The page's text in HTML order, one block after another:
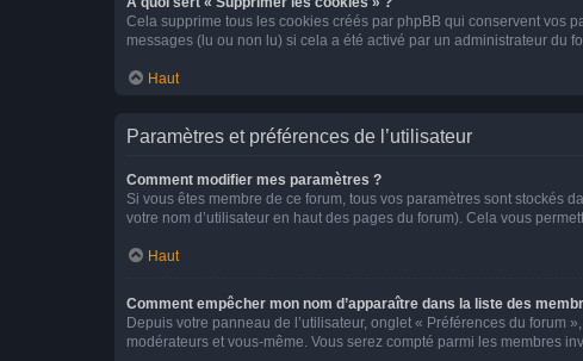
Cela supprime tous les cookies créés par phpBB qui conservent vos
messages (lu ou non lu) si cela a été activé par un administrateur du
Haut
Paramètres et préférences de l’utilisateur
Comment modifier mes paramètres ?
Si vous êtes membre de ce forum, tous vos paramètres sont stockés
votre nom d’utilisateur en haut des pages du forum). Cela vous
Haut
Comment empêcher mon nom d’apparaître dans la liste des
Depuis votre panneau de l’utilisateur, onglet « Préférences du forum
modérateurs et vous-même. Vous serez compté parmi les membres